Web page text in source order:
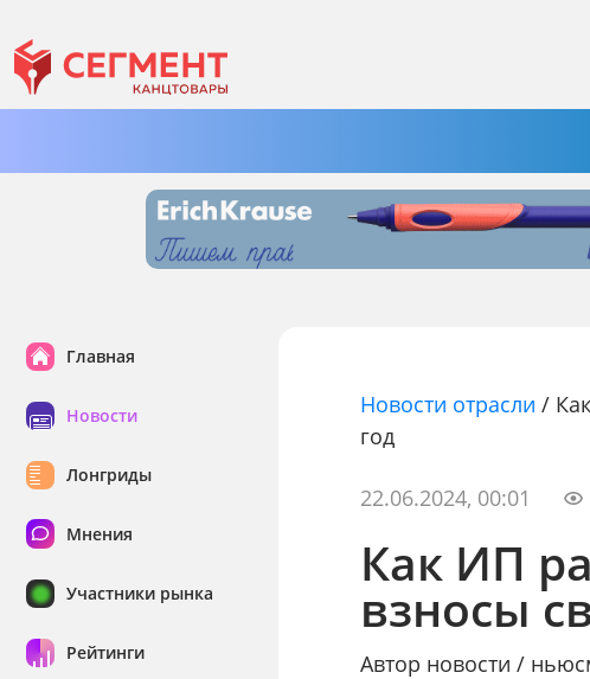
Главная
Новости
Лонгриды
Мнения
Участники рынка
Рейтинги
Новости отрасли /
год
22.06.2024, 00:01
Как ИП
взносы
Автор новости /